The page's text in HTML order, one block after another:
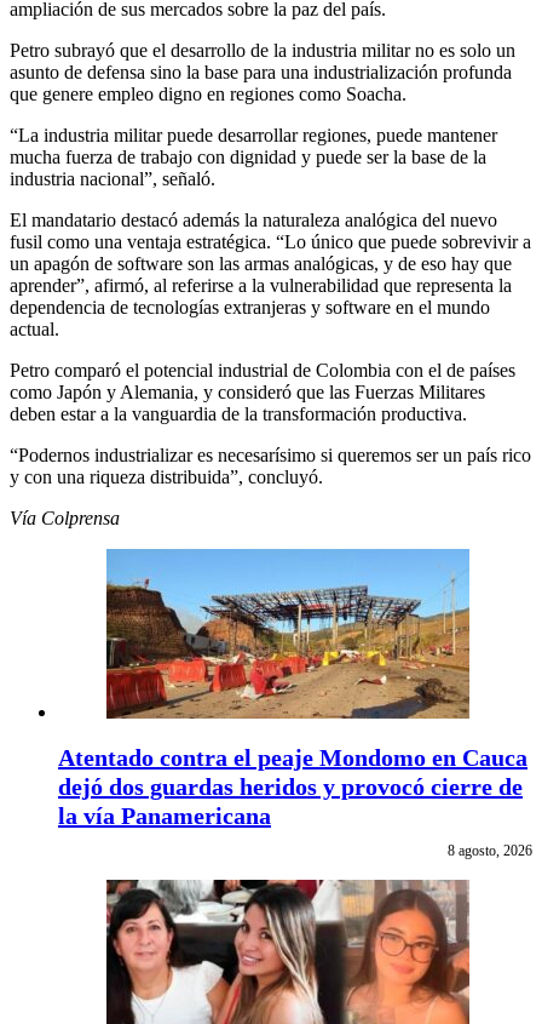
ampliación de sus mercados sobre la paz del país.
Petro subrayó que el desarrollo de la industria militar no es solo un
asunto de defensa sino la base para una industrialización profunda
que genere empleo digno en regiones como Soacha.
“La industria militar puede desarrollar regiones, puede mantener
mucha fuerza de trabajo con dignidad y puede ser la base de la
industria nacional”, señaló.
El mandatario destacó además la naturaleza analógica del nuevo
fusil como una ventaja estratégica. “Lo único que puede sobrevivir a
un apagón de software son las armas analógicas, y de eso hay que
aprender”, afirmó, al referirse a la vulnerabilidad que representa la
dependencia de tecnologías extranjeras y software en el mundo
actual.
Petro comparó el potencial industrial de Colombia con el de países
como Japón y Alemania, y consideró que las Fuerzas Militares
deben estar a la vanguardia de la transformación productiva.
“Podernos industrializar es necesarísimo si queremos ser un país rico
y con una riqueza distribuida”, concluyó.
Vía Colprensa
Atentado contra el peaje Mondomo en Cauca
dejó dos guardas heridos y provocó cierre de
la vía Panamericana
8 agosto, 2026